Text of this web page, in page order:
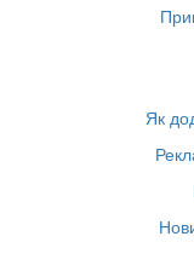
Як